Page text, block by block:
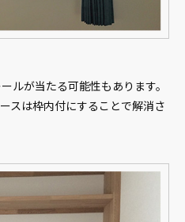
ルが当たる可能性もあります。
スは枠内付にすることで解消さ